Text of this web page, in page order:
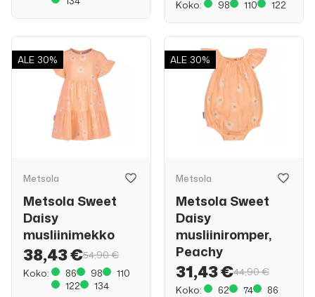
Koko:
98 110 122
ALE 30%
Metsola
Metsola Sweet
Daisy
musliinimekko
38,43 €54,90 €
Koko:
86 98
110
122
134
ALE 30%
Metsola
Metsola Sweet
Daisy
musliiniromper,
Peachy
31,43 €44,90 €
Koko:
62 74 86